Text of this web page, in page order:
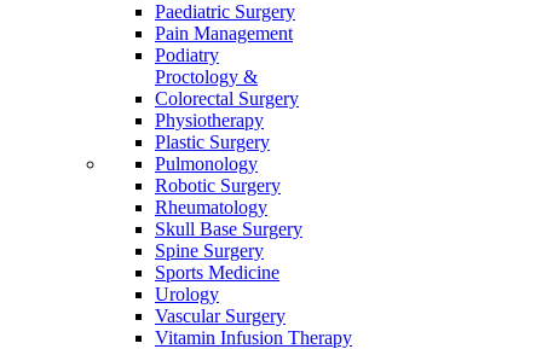
Paediatric Surgery
Pain Management
Podiatry
Proctology &
Colorectal Surgery
Physiotherapy
Plastic Surgery
Pulmonology
Robotic Surgery
Rheumatology
Skull Base Surgery
Spine Surgery
Sports Medicine
Urology
Vascular Surgery
Vitamin Infusion Therapy